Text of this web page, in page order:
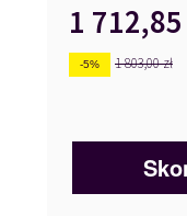
1 712,85
-5% 1 803,00 zł